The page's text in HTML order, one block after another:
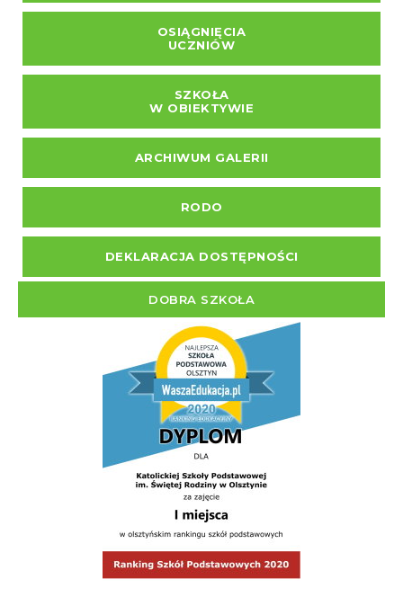
OSIĄGNIĘCIA
UCZNIÓW
SZKOŁA
W OBIEKTYWIE
ARCHIWUM GALERII
RODO
DEKLARACJA DOSTĘPNOŚCI
DOBRA SZKOŁA